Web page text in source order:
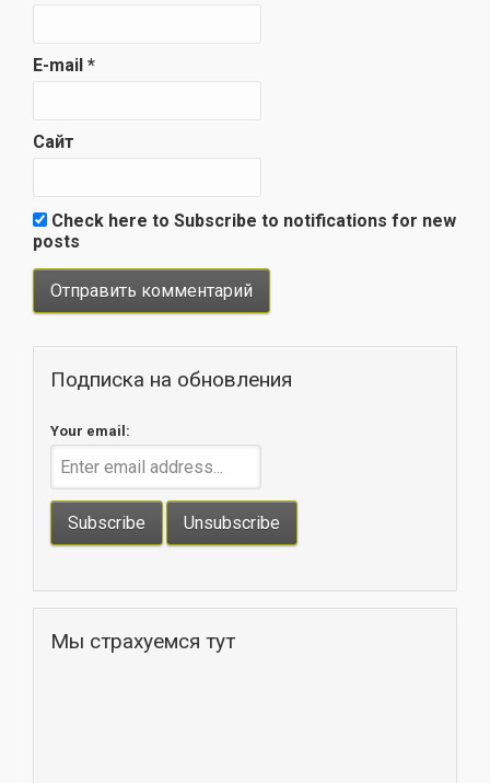
E-mail *
Сайт
Check here to Subscribe to notifications for new
posts
Подписка на обновления
Your email:
Мы страхуемся тут